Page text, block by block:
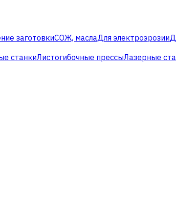
заготовкиСОЖ, маслаДля электроэрозии
станкиЛистогибочные прессыЛазерные